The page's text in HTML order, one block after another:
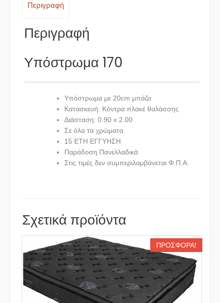
Περιγραφή
Περιγραφή
Υπόστρωμα 170
Υπόστρωμα με 20cm μπάζα
Κατασκευή: Κόντρα πλακέ θαλάσσης
Διάσταση: 0.90 x 2.00
Σε όλα τα χρώματα
15 ΕΤΗ ΕΓΓΥΗΣΗ
Παράδοση Πανελλαδικά
Στις τιμές δεν συμπεριλαμβάνεται Φ.Π.Α.
Σχετικά προϊόντα
ΠΡΟΣΦΟΡΆ!